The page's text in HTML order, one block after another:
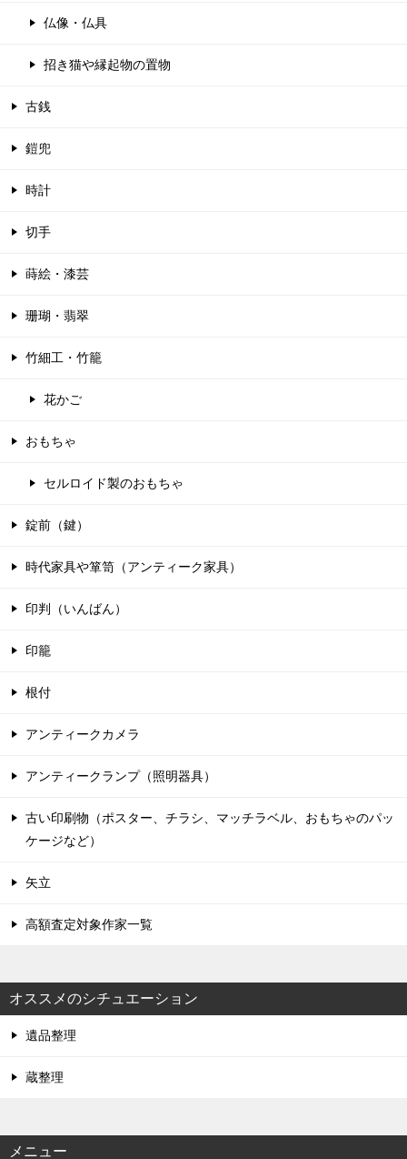
仏像・仏具
招き猫や縁起物の置物
古銭
鎧兜
時計
切手
蒔絵・漆芸
珊瑚・翡翠
竹細工・竹籠
花かご
おもちゃ
セルロイド製のおもちゃ
錠前（鍵）
時代家具や箪笥（アンティーク家具）
印判（いんばん）
印籠
根付
アンティークカメラ
アンティークランプ（照明器具）
古い印刷物（ポスター、チラシ、マッチラベル、おもちゃのパッ
ケージなど）
矢立
高額査定対象作家一覧
オススメのシチュエーション
遺品整理
蔵整理
メニュー